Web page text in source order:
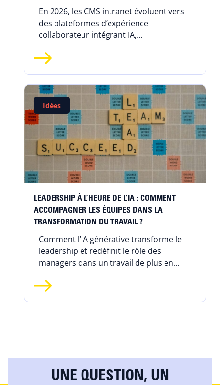
En 2026, les CMS intranet évoluent vers
des plateformes d’expérience
collaborateur intégrant IA,
en posant de nouveaux enjeux de
Idées
LEADERSHIP À L’HEURE DE L’IA : COMMENT
ACCOMPAGNER LES ÉQUIPES DANS LA
TRANSFORMATION DU TRAVAIL ?
Comment l’IA générative transforme le
leadership et redéfinit le rôle des
managers dans un travail de plus en
UNE QUESTION, UN